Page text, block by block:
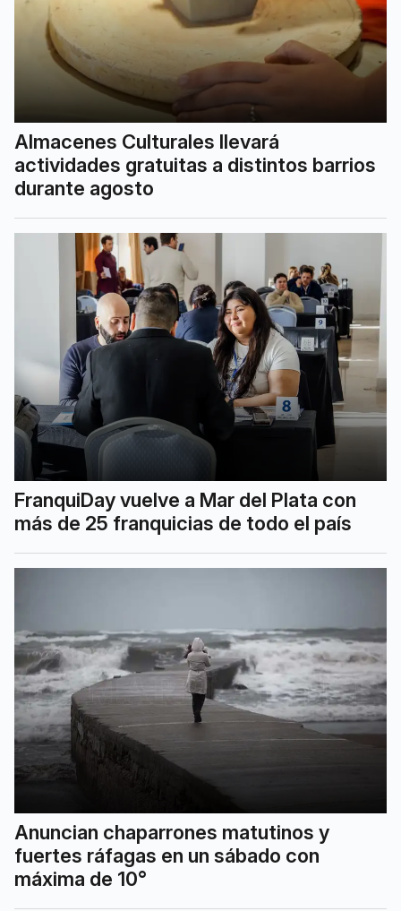
Almacenes Culturales llevará
actividades gratuitas a distintos barrios
durante agosto
FranquiDay vuelve a Mar del Plata con
más de 25 franquicias de todo el país
Anuncian chaparrones matutinos y
fuertes ráfagas en un sábado con
máxima de 10°